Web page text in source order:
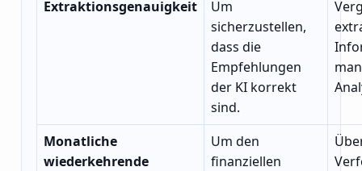
Extraktionsgenauigkeit
Um
sicherzustellen,
dass die
Empfehlungen
der KI korrekt
sind.
Monatliche
wiederkehrende
Um den
finanziellen